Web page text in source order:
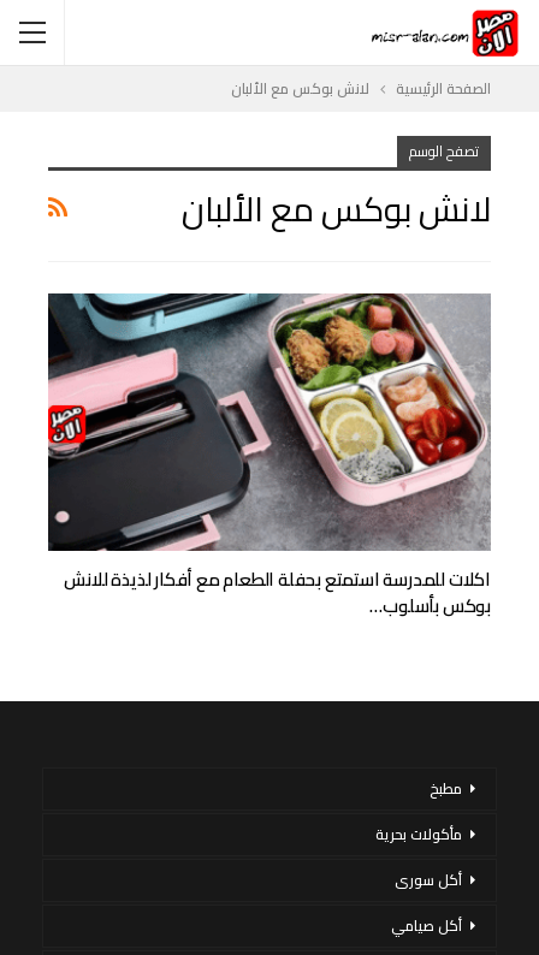
الصفحة الرئيسية لانش بوكس مع الألبان
تصفح الوسم
لانش بوكس مع الألبان
اكلات للمدرسة استمتع بحفلة الطعام مع أفكار لذيذة للانش
بوكس بأسلوب…
مطبخ
مأكولات بحرية
أكل سورى
أكل صيامي